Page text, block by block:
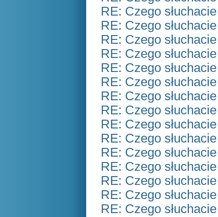
RE: Czego
RE: Czego
RE: Czego
RE: Czego
RE: Czego
RE: Czego
RE: Czego
RE: Czego
RE: Czego
RE: Czego
RE: Czego
RE: Czego
RE: Czego
RE: Czego
RE: Czego